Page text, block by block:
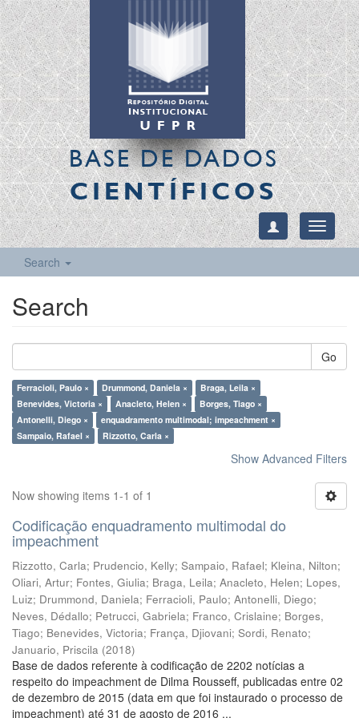
BASE DE DADOS
CIENTÍFICOS
Toggle
Search
Search
Go
Ferracioli, Paulo × Drummond, Daniela ×
Braga, Leila ×
Benevides, Victoria ×
Anacleto, Helen ×
Borges, Tiago ×
Antonelli, Diego ×
enquadramento multimodal; impeachment ×
Sampaio, Rafael ×
Rizzotto, Carla ×
Show Advanced Filters
Now showing items 1-1 of 1
Codificação enquadramento multimodal do
impeachment
Rizzotto, Carla; Prudencio, Kelly; Sampaio, Rafael; Kleina, Nilton;
Oliari, Artur; Fontes, Giulia; Braga, Leila; Anacleto, Helen; Lopes,
Luiz; Drummond, Daniela; Ferracioli, Paulo; Antonelli, Diego;
Neves, Dédallo; Petrucci, Gabriela; Franco, Crislaine; Borges,
Tiago; Benevides, Victoria; França, Djiovani; Sordi, Renato;
Januario, Priscila (2018)
Base de dados referente à codificação de 2202 notícias a
respeito do impeachment de Dilma Rousseff, publicadas entre 02
de dezembro de 2015 (data em que foi instaurado o processo de
impeachment) até 31 de agosto de 2016 ...